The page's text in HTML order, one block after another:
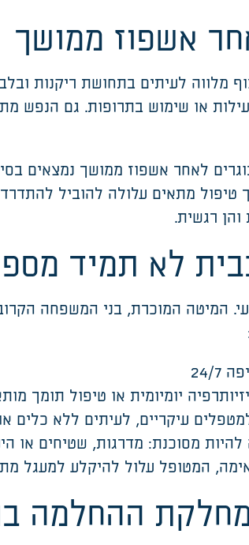
אשפוז ממושך
מלווה לעיתים בתחושת ריקנות
או שימוש בתרופות. גם
לאחר אשפוז ממושך נמצאים
מתאים עלולה להוביל
רגשית.
לא תמיד
המיטה המוכרת, בני המשפחה
7
יומיומית או טיפול תומך
עיקריים, לעיתים ללא כלים
מסוכנת: מדרגות, שטיחים או
המטופל עלול להיקלע למעגל
מחלקת ההחלמה